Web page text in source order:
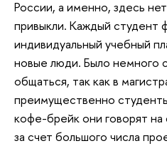
России, а именно, здесь
привыкли. Каждый студент
индивидуальный учебный
новые люди. Было немного
общаться, так как в
преимущественно
кофе-брейк они говорят
за счет большого числа